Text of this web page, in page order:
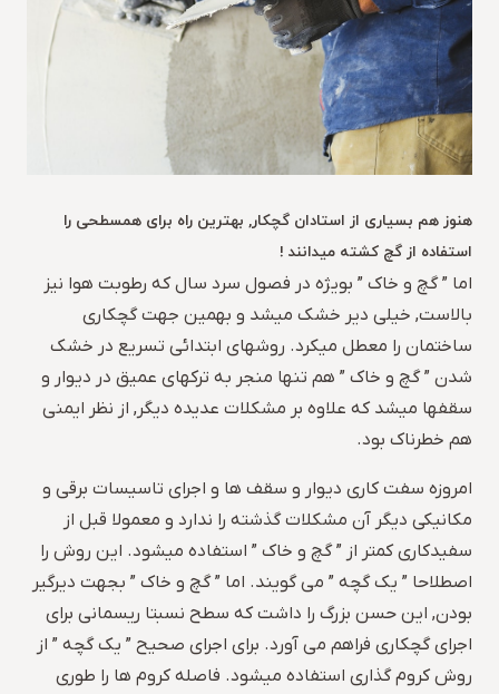
هنوز هم بسیاری از استادان گچکار, بهترین راه برای همسطحی را
استفاده از گچ کشته میدانند !
اما ” گچ و خاک ” بویژه در فصول سرد سال که رطوبت هوا نیز
بالاست, خیلی دیر خشک میشد و بهمین جهت گچکاری
ساختمان را معطل میکرد. روشهای ابتدائی تسریع در خشک
شدن ” گچ و خاک ” هم تنها منجر به ترکهای عمیق در دیوار و
سقفها میشد که علاوه بر مشکلات عدیده دیگر, از نظر ایمنی
هم خطرناک بود.
امروزه سفت کاری دیوار و سقف ها و اجرای تاسیسات برقی و
مکانیکی دیگر آن مشکلات گذشته را ندارد و معمولا قبل از
سفیدکاری کمتر از ” گچ و خاک ” استفاده میشود. این روش را
اصطلاحا ” یک گچه ” می گویند. اما ” گچ و خاک ” بجهت دیرگیر
بودن, این حسن بزرگ را داشت که سطح نسبتا ریسمانی برای
اجرای گچکاری فراهم می آورد. برای اجرای صحیح ” یک گچه ” از
روش کروم گذاری استفاده میشود. فاصله کروم ها را طوری